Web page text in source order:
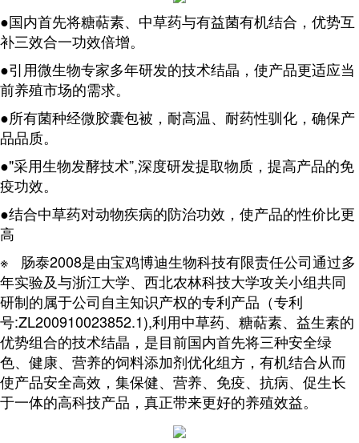
●国内首先将糖萜素、中草药与有益菌有机结合，优势互
补三效合一功效倍增。
●引用微生物专家多年研发的技术结晶，使产品更适应当
前养殖市场的需求。
●所有菌种经微胶囊包被，耐高温、耐药性驯化，确保产
品品质。
●"采用生物发酵技术”,深度研发提取物质，提高产品的免
疫功效。
●结合中草药对动物疾病的防治功效，使产品的性价比更
高
※ 肠泰2008是由宝鸡博迪生物科技有限责任公司通过多
年实验及与浙江大学、西北农林科技大学攻关小组共同
研制的属于公司自主知识产权的专利产品（专利
号:ZL200910023852.1),利用中草药、糖萜素、益生素的
优势组合的技术结晶，是目前国内首先将三种安全绿
色、健康、营养的饲料添加剂优化组方，有机结合从而
使产品安全高效，集保健、营养、免疫、抗病、促生长
于一体的高科技产品，真正带来更好的养殖效益。